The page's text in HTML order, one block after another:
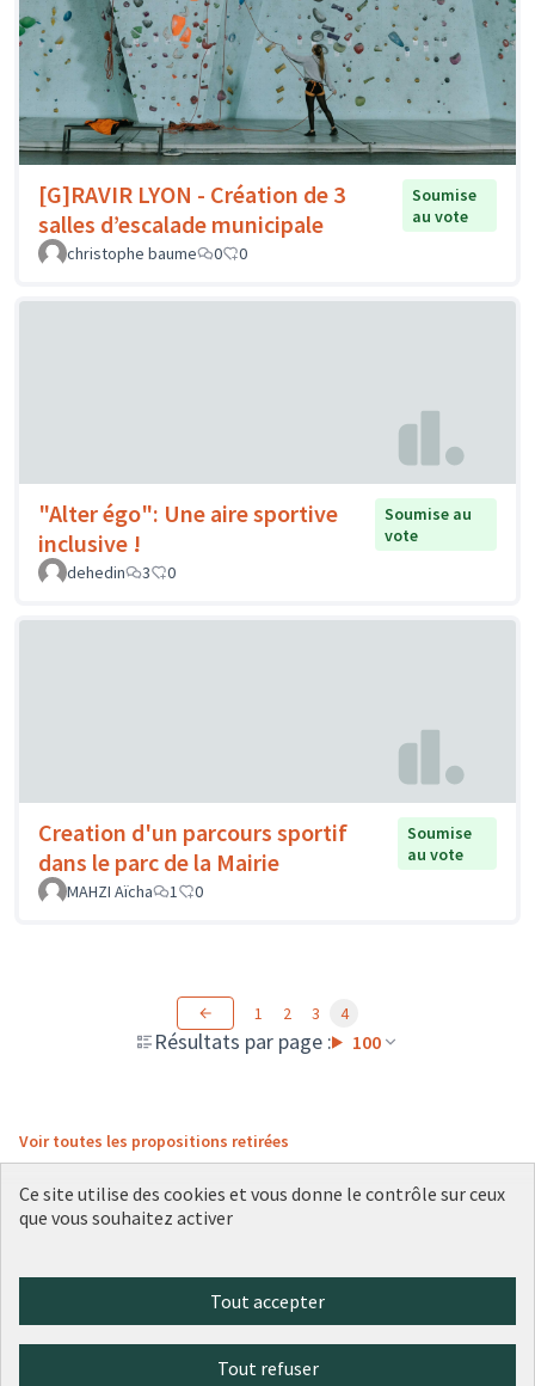
[G]RAVIR LYON - Création de 3
salles d’escalade municipale
Soumise
au vote
christophe baume
0 0
"Alter égo": Une aire sportive
inclusive !
Soumise au
vote
dehedin
3 0
Creation d'un parcours sportif
dans le parc de la Mairie
Soumise
au vote
MAHZI Aïcha
1 0
Résultats par page : 100
1 2 3 4
Voir toutes les propositions retirées
(Lien externe)
(Lien externe)
(Lien externe)
(Lien externe)
(Lien externe)
Ce site utilise des cookies et vous donne le contrôle sur ceux
que vous souhaitez activer
Tout accepter
Tout refuser